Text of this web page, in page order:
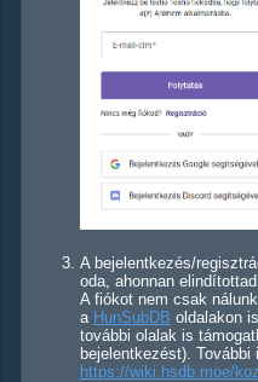
A bejelentkezés/
oda, ahonnan
A fiókot nem csak
a HunSubDB oldalakon
további olalak is
bejelentkezést). További
https://wiki.hsdb.moe/